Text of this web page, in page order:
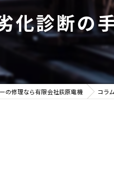
化診断の
の修理なら有限会社荻原電機 コラム